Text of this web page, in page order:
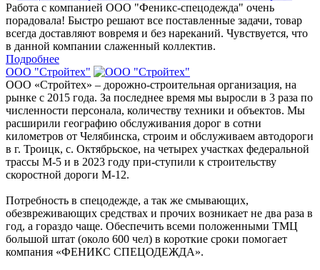
Работа с компанией ООО "Феникс-спецодежда" очень
порадовала! Быстро решают все поставленные задачи, товар
всегда доставляют вовремя и без нареканий. Чувствуется, что
в данной компании слаженный коллектив.
Подробнее
ООО "Стройтех"
ООО «Стройтех» – дорожно-строительная организация, на
рынке с 2015 года. За последнее время мы выросли в 3 раза по
численности персонала, количеству техники и объектов. Мы
расширили географию обслуживания дорог в сотни
километров от Челябинска, строим и обслуживаем автодороги
в г. Троицк, с. Октябрьское, на четырех участках федеральной
трассы М-5 и в 2023 году при-ступили к строительству
скоростной дороги М-12.
Потребность в спецодежде, а так же смывающих,
обезвреживающих средствах и прочих возникает не два раза в
год, а гораздо чаще. Обеспечить всеми положенными ТМЦ
большой штат (около 600 чел) в короткие сроки помогает
компания «ФЕНИКС СПЕЦОДЕЖДА».